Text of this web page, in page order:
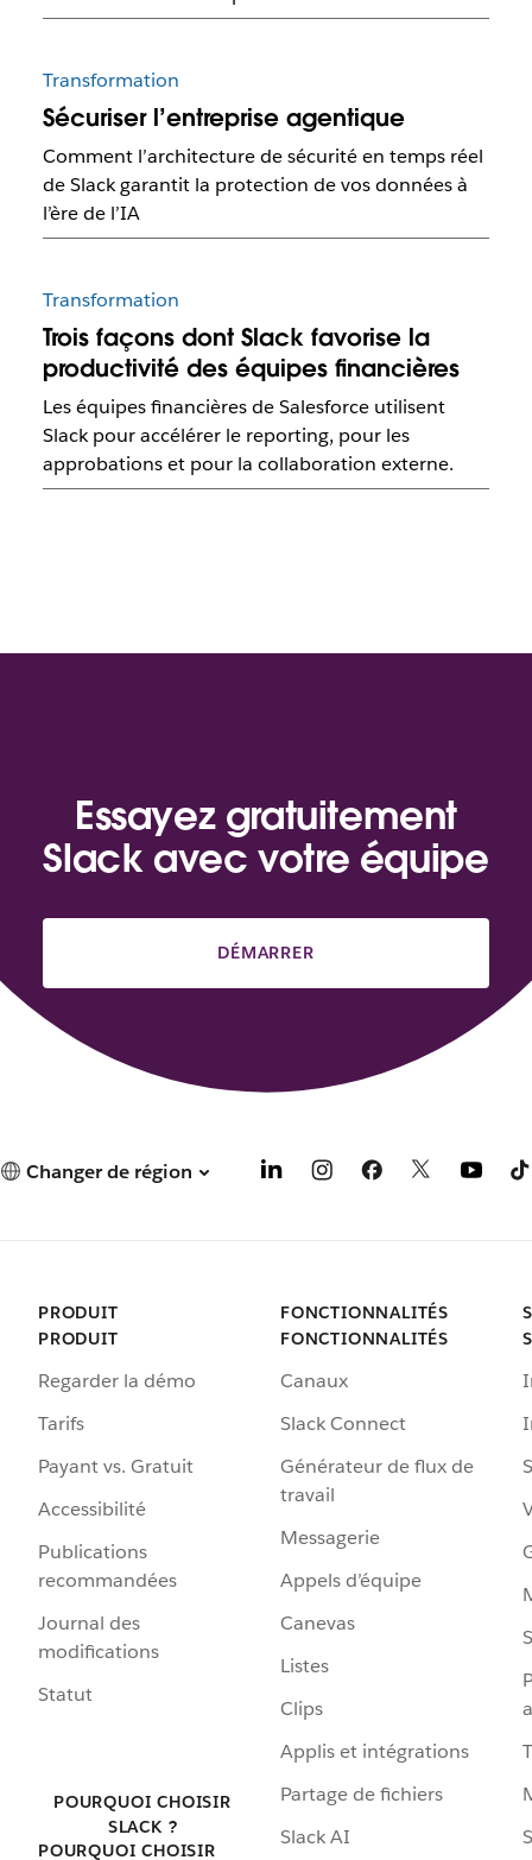
Transformation
Sécuriser l’entreprise agentique
Comment l’architecture de sécurité en temps réel
de Slack garantit la protection de vos données à
l’ère de l’IA
Transformation
Trois façons dont Slack favorise la
productivité des équipes financières
Les équipes financières de Salesforce utilisent
Slack pour accélérer le reporting, pour les
approbations et pour la collaboration externe.
Essayez gratuitement
Slack avec votre équipe
DÉMARRER
Changer de région
PRODUIT
PRODUIT
Regarder la démo
Tarifs
Payant vs. Gratuit
Accessibilité
Publications
recommandées
Journal des
modifications
Statut
POURQUOI CHOISIR
SLACK ?
POURQUOI CHOISIR
FONCTIONNALITÉS
FONCTIONNALITÉS
Canaux
Slack Connect
Générateur de flux de
travail
Messagerie
Appels d’équipe
Canevas
Listes
Clips
Applis et intégrations
Partage de fichiers
Slack AI